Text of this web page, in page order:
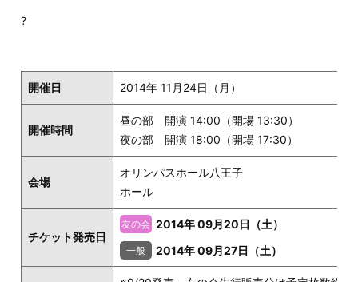
?
開催日 2014年 11月24日（月）
開催時間
昼の部 開演 14:00（開場 13:30）
夜の部 開演 18:00（開場 17:30）
会場
オリンパスホール八王子
ホール
チケット発売日
2014年 09月20日（土）
2014年 09月27日（土）